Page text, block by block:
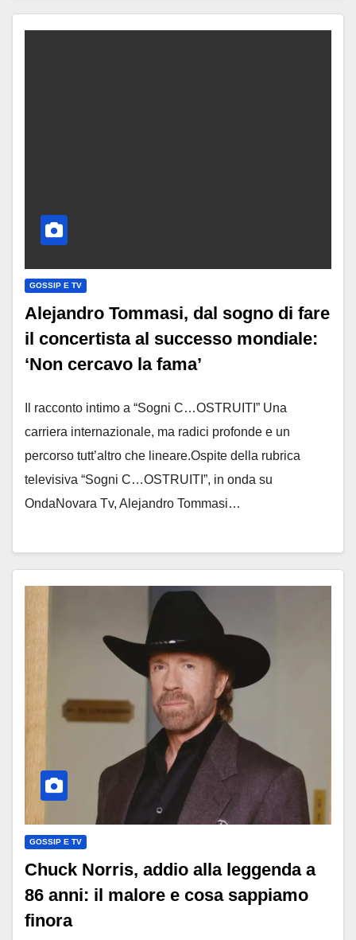
GOSSIP E TV
Alejandro Tommasi, dal sogno di fare
il concertista al successo mondiale:
‘Non cercavo la fama’
Il racconto intimo a “Sogni C…OSTRUITI” Una
carriera internazionale, ma radici profonde e un
percorso tutt’altro che lineare.Ospite della rubrica
televisiva “Sogni C…OSTRUITI”, in onda su
OndaNovara Tv, Alejandro Tommasi…
GOSSIP E TV
Chuck Norris, addio alla leggenda a
86 anni: il malore e cosa sappiamo
finora